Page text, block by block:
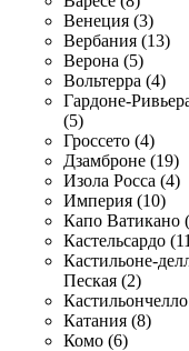
Венеция (3)
Вербания (13)
Верона (5)
Вольтерра (4)
Гардоне-
(5)
Гроссето (4)
Дзамброне (19)
Изола Росса (4)
Империя (10)
Капо Ватикано
Кастельсардо
Кастильоне-
Пеская (2)
Катания (8)
Комо (6)